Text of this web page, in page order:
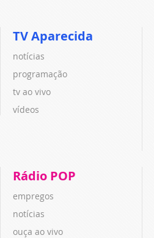
TV Aparecida
notícias
programação
tv ao vivo
vídeos
Rádio POP
empregos
notícias
ouça ao vivo